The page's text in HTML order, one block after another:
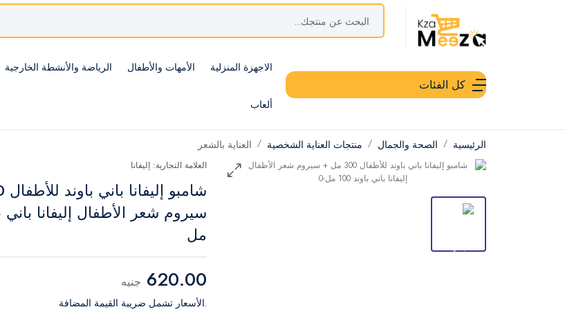
كل الفئات
الاجهزة المنزلية الأمهات والأطفال الرياضة والأنشطة الخارجية
ألعاب
الرئيسية الصحة والجمال منتجات العناية الشخصية العناية بالشعر
العلامة التجارية: إليفانا
مل
620.00 جنيه
.الأسعار تشمل ضريبة القيمة المضافة